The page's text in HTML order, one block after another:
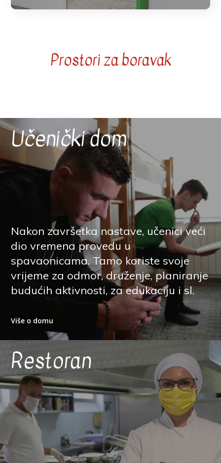
Prostori za boravak
Učenički dom
Nakon završetka nastave, učenici veći
dio vremena provedu u
spavaonicama. Tamo koriste svoje
vrijeme za odmor, druženje, planiranje
budućih aktivnosti, za edukaciju i sl.
Više o domu
Restoran